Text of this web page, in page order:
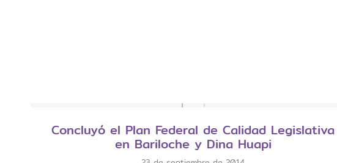
Concluyó el Plan Federal de Calidad Legislativa